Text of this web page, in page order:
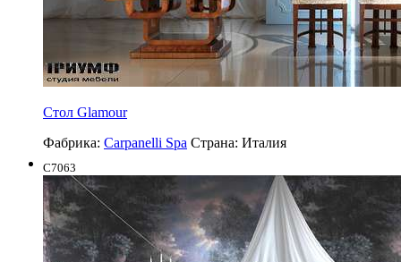
Стол Glamour
Фабрика: Carpanelli Spa Страна: Италия
C7063